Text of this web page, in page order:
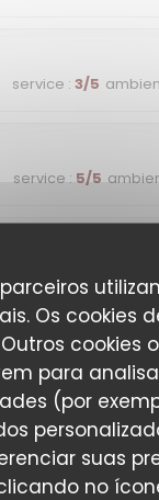
Os cookies
cookies
para
(por
suas
no
service : 3/5
service : 5/5
service:5 /5
service et